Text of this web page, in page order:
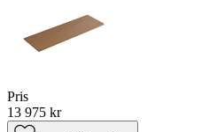
Pris
13 975 kr